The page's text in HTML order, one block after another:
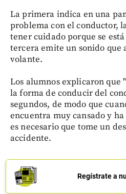
La primera indica en una
problema con el conductor,
tener cuidado porque se
tercera emite un sonido que
volante.
Los alumnos explicaron que "
la forma de conducir del
segundos, de modo que
encuentra muy cansado y
es necesario que tome un
accidente.
Regístrate a